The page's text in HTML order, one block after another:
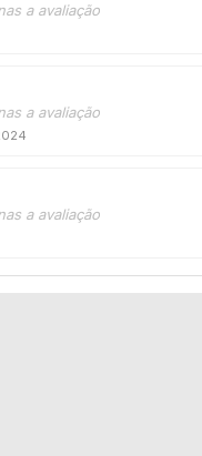
a avaliação
a avaliação
a avaliação